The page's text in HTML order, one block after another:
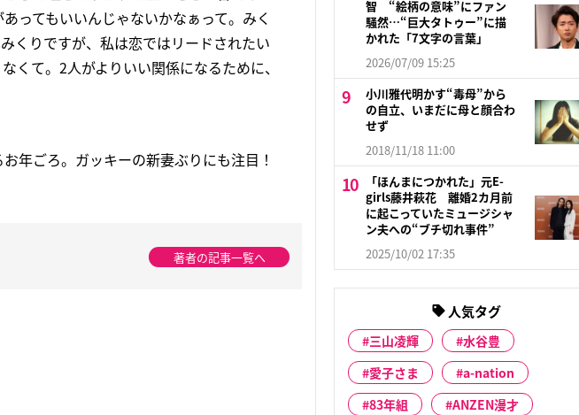
ってもいいんじゃないかなぁって。みく
くりですが、私は恋ではリードされたい
くて。2人がよりいい関係になるために、
年ごろ。ガッキーの新妻ぶりにも注目！
著者の記事一覧へ
智 “絵柄の意味”にファン
騒然…“巨大タトゥー”に描
かれた「7文字の言葉」
2026/07/09 15:25
小川雅代明かす“毒母”から
の自立、いまだに母と顔合わ
せず
2018/11/18 11:00
「ほんまにつかれた」元E-
girls藤井萩花 離婚2カ月前
に起こっていたミュージシャ
ン夫への“ブチ切れ事件”
2025/10/02 17:35
人気タグ
三山凌輝
水谷豊
愛子さま
a-nation
83年組
ANZEN漫才